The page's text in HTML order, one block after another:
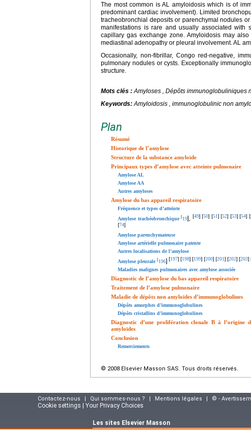
The most common is AL amyloidosis which is of
predominant cardiac involvement). Limited
tracheobronchial deposits or parenchymal nodules
manifestations is rare and usually associated with
capillary gas exchange zone. Amyloidosis may
mediastinal adenopathy or pleural involvement. AL
Occasionally, non-fibrillar, Congo red-negative,
pulmonary nodules or cysts. Exceptionally
structure.
Mots clés :Amyloses , Dépôts immunoglobuliniques
Keywords:Amyloidosis , immunoglobulinic non
Plan
Résumé
Historique de l’amylose
Structure de la substance amyloïde
Principaux types d’amylose avec atteinte pulmonaire
Amylose AL
Amylose AA
Autres amyloses
Amylose du bas appareil respiratoire
Fréquence et types d’atteinte
Amylose trachéobronchique[19], [49] [50] [51] [52] [53] [54] [
[74]
Amylose parenchymateuse
Amylose artérielle pulmonaire patente
Autres localisations de l’amylose
Amylose pleurale [196] [197] [198] [199] [200] [201] [202] [203]
Maladies malignes pulmonaires avec amylose associée
Diagnostic de l’amylose du bas appareil respiratoire
Traitement de l’amylose pulmonaire
Maladie de dépôts non amyloïdes d’immunoglobulines
Dépôts amorphes d’immunoglobulines
Dépôts cristallins d’immunoglobulines
Diagnostic d’une prolifération clonale B à l’origine
amyloïdes
Conclusion
Remerciements
© 2008 Elsevier Masson SAS. Tous droits réservés.
Contactez-nous | Qui sommes-nous ? | Mentions légales | © -
Cookie settings | Your Privacy Choices
Les sites Elsevier Masson